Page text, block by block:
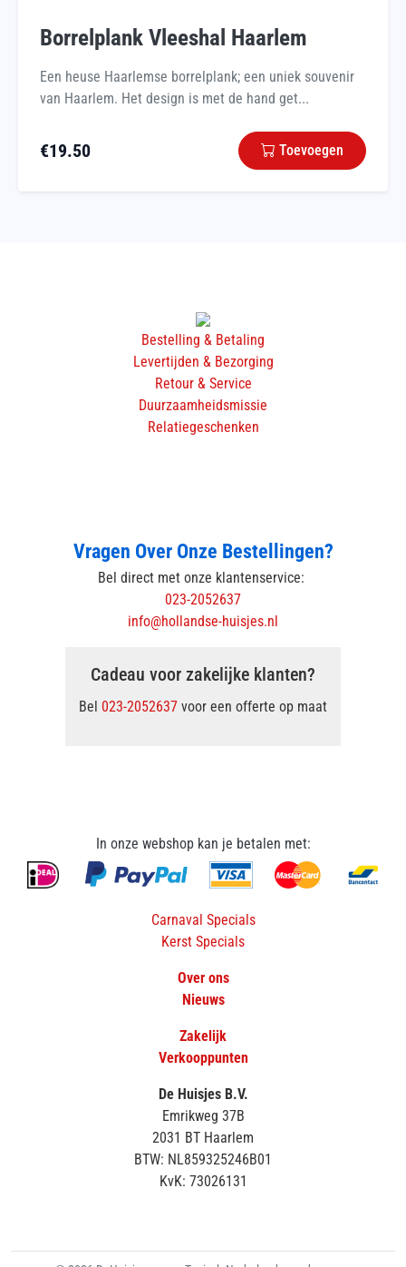
Borrelplank Vleeshal Haarlem
Een heuse Haarlemse borrelplank; een uniek souvenir
van Haarlem. Het design is met de hand get...
€19.50 Toevoegen
Bestelling & Betaling
Levertijden & Bezorging
Retour & Service
Duurzaamheidsmissie
Relatiegeschenken
Vragen Over Onze Bestellingen?
Bel direct met onze klantenservice:
023-2052637
info@hollandse-huisjes.nl
Cadeau voor zakelijke klanten?
Bel 023-2052637 voor een offerte op maat
In onze webshop kan je betalen met:
Carnaval Specials
Kerst Specials
Over ons
Nieuws
Zakelijk
Verkooppunten
De Huisjes B.V.
Emrikweg 37B
2031 BT Haarlem
BTW: NL859325246B01
KvK: 73026131